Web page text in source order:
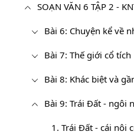
SOẠN VĂN 6 TẬP 2 -
Bài 6: Chuyện kể về
Bài 7: Thế giới cổ tích
Bài 8: Khác biệt và
Bài 9: Trái Đất - ngôi
1. Trái Đất - cái nôi